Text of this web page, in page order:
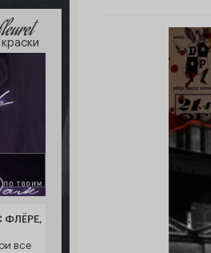
ФЛЁРЕ,
все